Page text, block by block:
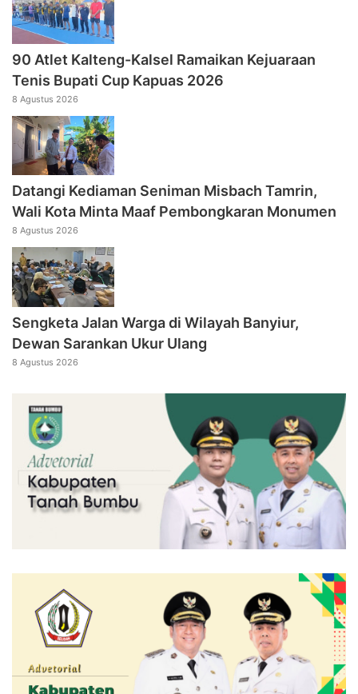
90 Atlet Kalteng-Kalsel Ramaikan Kejuaraan
Tenis Bupati Cup Kapuas 2026
8 Agustus 2026
Datangi Kediaman Seniman Misbach Tamrin,
Wali Kota Minta Maaf Pembongkaran Monumen
8 Agustus 2026
Sengketa Jalan Warga di Wilayah Banyiur,
Dewan Sarankan Ukur Ulang
8 Agustus 2026